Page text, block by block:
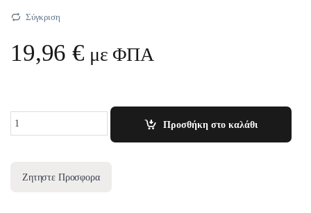
Σύγκριση
19,96€ με ΦΠΑ
Προσθήκη στο καλάθι
Ζητηστε Προσφορα